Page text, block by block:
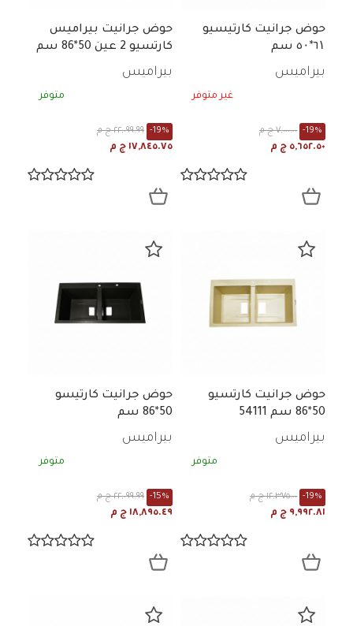
حوض جرانيت كارتيسيو
٦۱*٥۰ سم
بيراميس
غير متوفر
٧,٠٠٠.٠٠ ج م -19%
٥,٦٥٢.٥٠ ج م
حوض جرانيت بيراميس
كارتسيو 2 عين 50*86 سم
رمادي 54311 / 70227501
بيراميس
متوفر
٢٢,٠٩٩.٩٩ ج م -19%
١٧,٨٤٥.٧٥ ج م
حوض جرانيت كارتسيو
50*86 سم 54111
بيراميس
متوفر
١٢,٣٧٥.٠٠ ج م -19%
٩,٩٩٢.٨١ ج م
حوض جرانيت كارتيسو
50*86 سم
بيراميس
متوفر
٢٢,٠٩٩.٩٩ ج م -15%
١٨,٨٩٥.٤٩ ج م